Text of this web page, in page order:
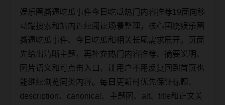
娱乐圈撕逼吃瓜事件今日吃瓜热门内容推荐19面向移
动端搜索和站内连续阅读场景整理，核心围绕娱乐圈
撕逼吃瓜事件、今日吃瓜和相关长尾需求展开。页面
先给出清晰主题，再补充热门内容推荐、摘要说明、
图片语义和可点击入口，让用户不用反复回到首页也
能继续浏览同类内容。每日更新时优先保证标题、
description、canonical、主题图、alt、title和正文关